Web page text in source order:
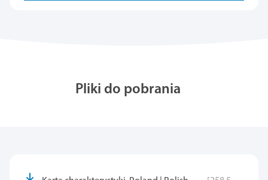
Pliki do pobrania